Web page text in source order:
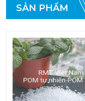
SẢN PHẨM